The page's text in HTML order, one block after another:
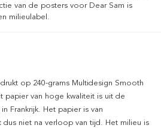
van de posters voor Dear Sam is
milieulabel.
op 240-grams Multidesign Smooth
papier van hoge kwaliteit is uit de
Frankrijk. Het papier is van
dus niet na verloop van tijd. Het milieu is